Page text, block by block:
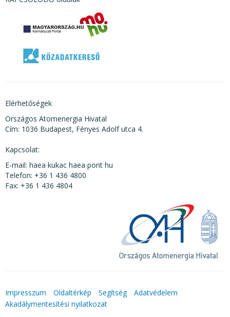
Elérhetőségek
Országos Atomenergia Hivatal
Cím: 1036 Budapest, Fényes Adolf utca 4.
Kapcsolat:
E-mail: haea kukac haea pont hu
Telefon: +36 1 436 4800
Fax: +36 1 436 4804
Impresszum Oldaltérkép Segítség
Adatvédelem
Akadálymentesítési nyilatkozat